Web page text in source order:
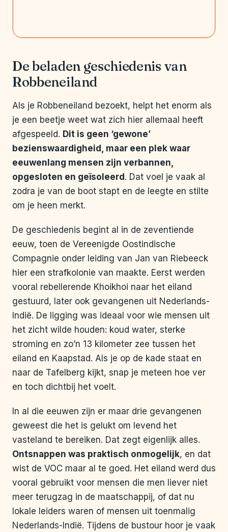
De beladen geschiedenis van
Robbeneiland
Als je Robbeneiland bezoekt, helpt het enorm als
je een beetje weet wat zich hier allemaal heeft
afgespeeld. Dit is geen ‘gewone’
bezienswaardigheid, maar een plek waar
eeuwenlang mensen zijn verbannen,
opgesloten en geïsoleerd . Dat voel je vaak al
zodra je van de boot stapt en de leegte en stilte
om je heen merkt.
De geschiedenis begint al in de zeventiende
eeuw, toen de Vereenigde Oostindische
Compagnie onder leiding van Jan van Riebeeck
hier een strafkolonie van maakte. Eerst werden
vooral rebellerende Khoikhoi naar het eiland
gestuurd, later ook gevangenen uit Nederlands-
Indië. De ligging was ideaal voor wie mensen uit
het zicht wilde houden: koud water, sterke
stroming en zo’n 13 kilometer zee tussen het
eiland en Kaapstad. Als je op de kade staat en
naar de Tafelberg kijkt, snap je meteen hoe ver
en toch dichtbij het voelt.
In al die eeuwen zijn er maar drie gevangenen
geweest die het is gelukt om levend het
vasteland te bereiken. Dat zegt eigenlijk alles.
Ontsnappen was praktisch onmogelijk, en dat
wist de VOC maar al te goed. Het eiland werd dus
vooral gebruikt voor mensen die men liever niet
meer terugzag in de maatschappij, of dat nu
lokale leiders waren of mensen uit toenmalig
Nederlands-Indië. Tijdens de bustour hoor je vaak